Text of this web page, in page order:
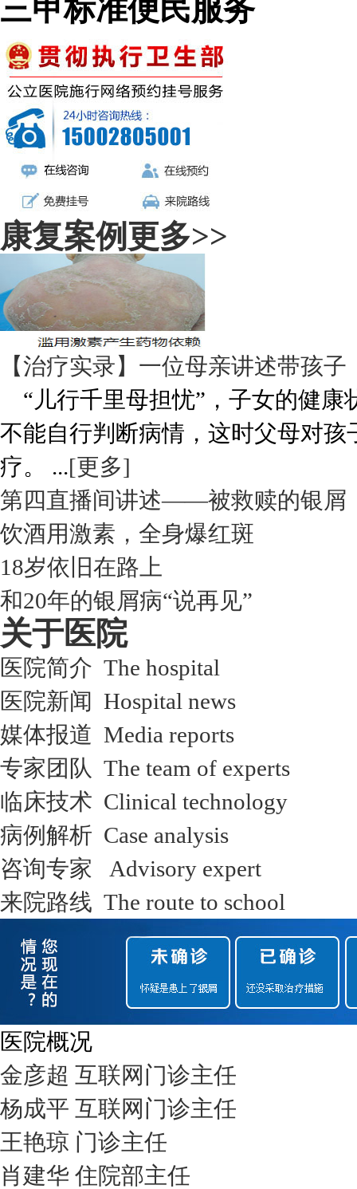
三甲标准便民服务
康复案例更多>>
【治疗实录】一位母亲讲述带孩子
“儿行千里母担忧”，子女的健康
不能自行判断病情，这时父母对
疗。 ...[更多]
第四直播间讲述——被救赎的银屑
饮酒用激素，全身爆红斑
18岁依旧在路上
和20年的银屑病“说再见”
关于医院
医院简介 The hospital
医院新闻 Hospital news
媒体报道 Media reports
专家团队 The team of experts
临床技术 Clinical technology
病例解析 Case analysis
咨询专家 Advisory expert
来院路线 The route to school
医院概况
金彦超 互联网门诊主任
杨成平 互联网门诊主任
王艳琼 门诊主任
肖建华 住院部主任